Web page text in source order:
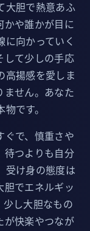
大胆で熱意あふ
かや誰かが目に
向かっていく
して少しの手応
高揚感を愛しま
ません。あなた
です。
ぐで、慎重さや
待つよりも自分
受け身の態度は
胆でエネルギッ
少し大胆なもの
が快楽やつなが